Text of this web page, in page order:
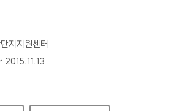
지지원센터
2015.11.13